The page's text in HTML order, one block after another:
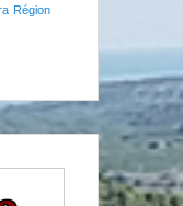
Région